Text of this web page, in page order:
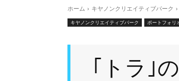
ホーム キヤノンクリエイティブパーク
キヤノンクリエイティブパーク ポートフォリ
｢トラ｣